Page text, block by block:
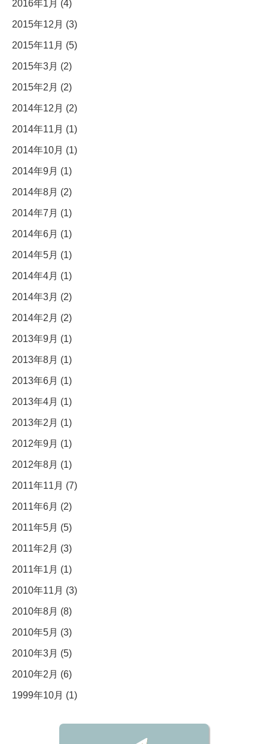
2016年1月 (4)
2015年12月 (3)
2015年11月 (5)
2015年3月 (2)
2015年2月 (2)
2014年12月 (2)
2014年11月 (1)
2014年10月 (1)
2014年9月 (1)
2014年8月 (2)
2014年7月 (1)
2014年6月 (1)
2014年5月 (1)
2014年4月 (1)
2014年3月 (2)
2014年2月 (2)
2013年9月 (1)
2013年8月 (1)
2013年6月 (1)
2013年4月 (1)
2013年2月 (1)
2012年9月 (1)
2012年8月 (1)
2011年11月 (7)
2011年6月 (2)
2011年5月 (5)
2011年2月 (3)
2011年1月 (1)
2010年11月 (3)
2010年8月 (8)
2010年5月 (3)
2010年3月 (5)
2010年2月 (6)
1999年10月 (1)